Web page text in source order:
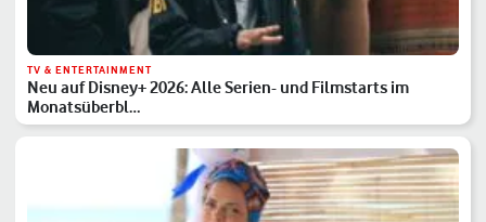
TV & ENTERTAINMENT
Neu auf Disney+ 2026: Alle Serien- und Filmstarts im
Monatsüberbl…